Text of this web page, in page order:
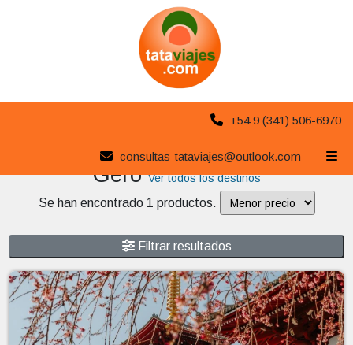
+54 9 (341) 506-6970
consultas-tataviajes@outlook.com
GeroVer todos los destinos
Se han encontrado 1 productos.
Filtrar resultados